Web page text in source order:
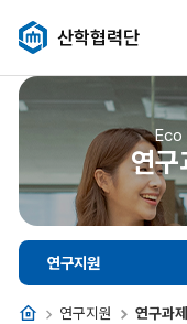
산학협력단
Eco
연구
홈 연구지원 연구과
연구지원